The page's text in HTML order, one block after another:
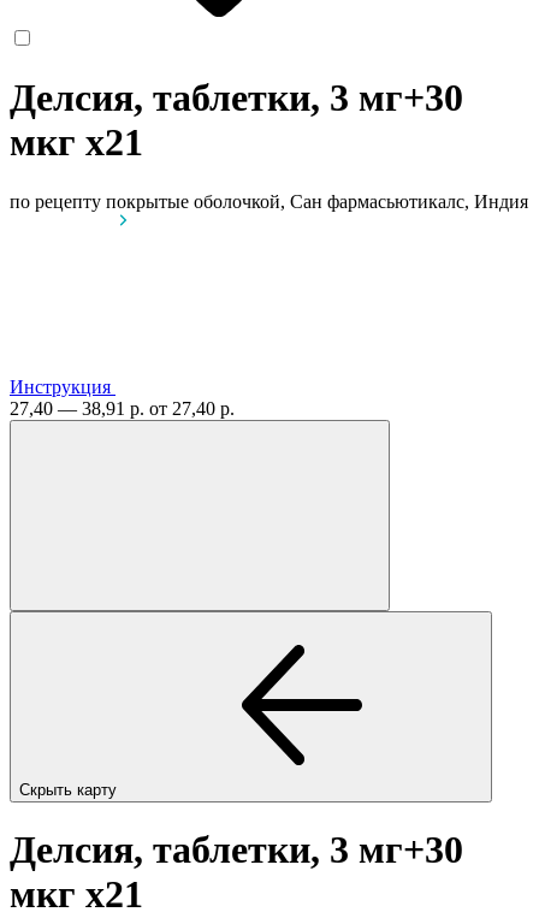
Делсия, таблетки, 3 мг+30
мкг x21
по рецепту покрытые оболочкой, Сан фармасьютикалс, Индия
Инструкция
27,40 — 38,91 р. от 27,40 р.
Скрыть карту
Делсия, таблетки, 3 мг+30
мкг x21